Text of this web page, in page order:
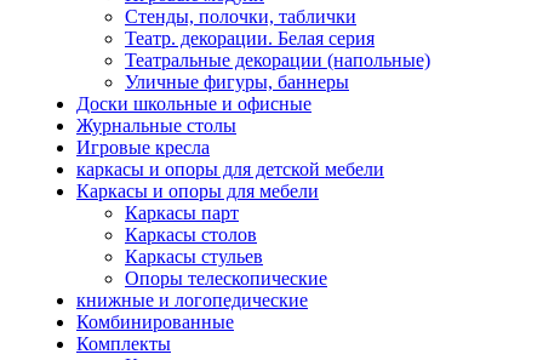
Стенды, полочки, таблички
Театр. декорации. Белая серия
Театральные декорации (напольные)
Уличные фигуры, баннеры
Доски школьные и офисные
Журнальные столы
Игровые кресла
каркасы и опоры для детской мебели
Каркасы и опоры для мебели
Каркасы парт
Каркасы столов
Каркасы стульев
Опоры телескопические
книжные и логопедические
Комбинированные
Комплекты